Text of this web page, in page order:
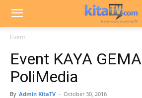
Event
Event KAYA GEMA
PoliMedia
By Admin KitaTV - October 30, 2016